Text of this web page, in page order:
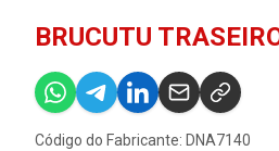
BRUCUTU
Código do Fabricante: DNA7140